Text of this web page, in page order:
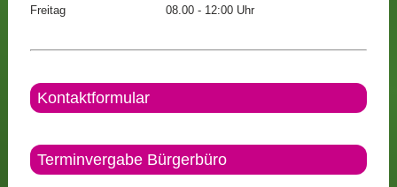
Freitag
08.00 - 12:00 Uhr
Kontaktformular
Terminvergabe Bürgerbüro